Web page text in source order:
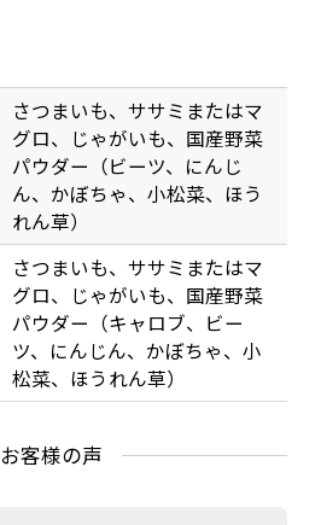
さつまいも、ササミまたはマ
グロ、じゃがいも、国産野菜
パウダー（ビーツ、にんじ
ん、かぼちゃ、小松菜、ほう
れん草）
さつまいも、ササミまたはマ
グロ、じゃがいも、国産野菜
パウダー（キャロブ、ビー
ツ、にんじん、かぼちゃ、小
松菜、ほうれん草）
お客様の声